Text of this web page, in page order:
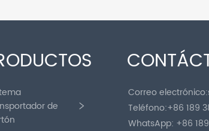
de
Correo electrónico:
Teléfono:+86 189
WhatsApp: +86